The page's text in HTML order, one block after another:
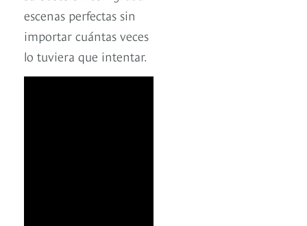
escenas perfectas sin
importar cuántas veces
lo tuviera que intentar.